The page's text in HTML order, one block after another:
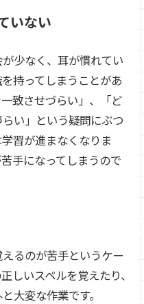
いない
少なく、耳が慣れてい
持ってしまうことがあ
致させづらい」、「ど
い」という疑問にぶつ
習が進まなくなりま
手になってしまうので
るのが苦手というケー
しいスペルを覚えたり、
大変な作業です。